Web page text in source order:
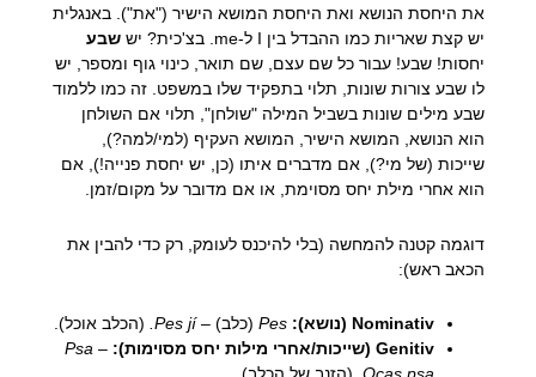
את היחסת הנושא ואת היחסת המושא הישיר ("את"). באנגלית
יש קצת שאריות כמו ההבדל בין I ל-me. בצ'כית? יש
שבע
יחסות! שבע! עבור כל שם עצם, שם תואר, כינוי גוף ומספר, יש
לו שבע צורות שונות, תלוי בתפקיד שלו במשפט. זה כמו ללמוד
שבע מילים שונות בשביל המילה "שולחן", תלוי אם השולחן
הוא הנושא, המושא הישיר, המושא העקיף (למי/למה?),
שייכות (של מי?), אם מדברים איתו (כן, יש יחסת פנייה!), אם
הוא אחרי מילת יחס מסוימת, או אם מדובר על מקום/זמן.
דוגמה קטנה להמחשה (בלי להיכנס לעומק, רק כדי להבין את
הכאב ראש):
Nominativ (נושא): Pes(כלב) –Pes jí. (הכלב אוכל).
Genitiv (שייכות/אחרי מילות יחס מסוימות):
Psa –